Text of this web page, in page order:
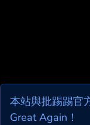
本站與批踢踢官
Great Again！